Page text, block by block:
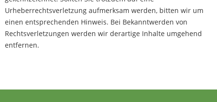
Urheberrechtsverletzung aufmerksam werden, bitten wir um
einen entsprechenden Hinweis. Bei Bekanntwerden von
Rechtsverletzungen werden wir derartige Inhalte umgehend
entfernen.